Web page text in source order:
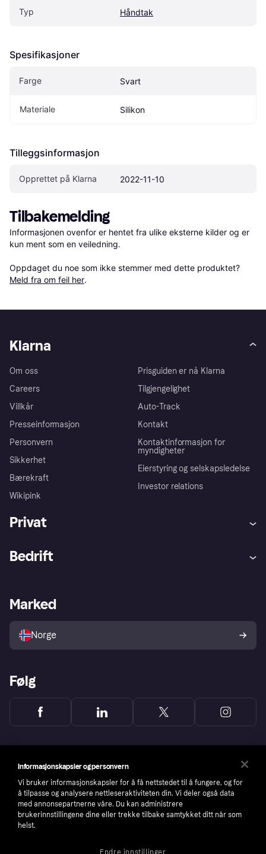
Typ Håndtak
Spesifikasjoner
Farge Svart
Materiale Silikon
Tilleggsinformasjon
Opprettet på Klarna 2022-11-10
Tilbakemelding
Informasjonen ovenfor er hentet fra ulike eksterne kilder og er
kun ment som en veiledning.
Oppdaget du noe som ikke stemmer med dette produktet?
Meld fra om feil her.
Klarna
Om oss
Careers
Villkår
Presseinformasjon
Personvern
Sikkerhet
Bærekraft
Wikipink
Prisguiden er nå Klarna
Tilgjengelighet
Auto-Track
Kontakt
Kontaktinformasjon for
myndigheter
Eierstyring og selskapsledelse
Investor relations
Privat
Utforsk butikker
Bedrift
Merchant portal
Marked
Norge
Følg
Informasjonskapsler og personvern
Vi bruker informasjonskapsler for å få nettstedet til å fungere, og for
å tilpasse og analysere nettleseraktiviteten din. Vi deler også data
med annonsepartnerne våre. Du kan administrere
brukerinnstillingene dine eller trekke tilbake samtykket ditt når som
helst.
Endre innstillinger